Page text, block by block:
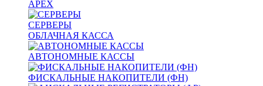
APEX
СЕРВЕРЫ
ОБЛАЧНАЯ КАССА
АВТОНОМНЫЕ КАССЫ
ФИСКАЛЬНЫЕ НАКОПИТЕЛИ (ФН)